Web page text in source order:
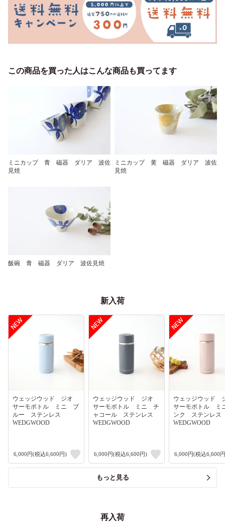
この商品を買った人はこんな商品も買ってます
ミニカップ 青 磁器 ダリア 波佐
見焼
ミニカップ 黄 磁器 ダリア 波佐
見焼
飯碗 青 磁器 ダリア 波佐見焼
新入荷
ウェッジウッド ジオ
サーモボトル ミニ ブ
ルー ステンレス
WEDGWOOD
6,000円(税込6,600円)
ウェッジウッド ジオ
サーモボトル ミニ チ
ャコール ステンレス
WEDGWOOD
6,000円(税込6,600円)
ウェッジウッド
サーモボトル
ンク ステンレ
WEDGWOOD
6,000円(税込6,600
もっと見る
再入荷